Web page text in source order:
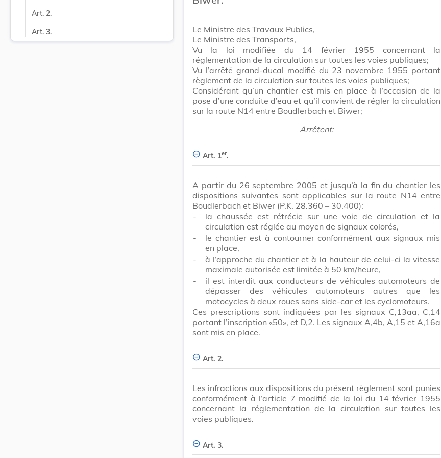
Art. 2.
Art. 3.
Le Ministre des Travaux Publics,
Le Ministre des Transports,
Vu la loi modifiée du 14 février 1955 concernant la
réglementation de la circulation sur toutes les voies publiques;
Vu l’arrêté grand-ducal modifié du 23 novembre 1955 portant
règlement de la circulation sur toutes les voies publiques;
Considérant qu’un chantier est mis en place à l’occasion de la
pose d’une conduite d’eau et qu’il convient de régler la circulation
sur la route N14 entre Boudlerbach et Biwer;
Arrêtent:
Art. 1er.
A partir du 26 septembre 2005 et jusqu’à la fin du chantier les
dispositions suivantes sont applicables sur la route N14 entre
Boudlerbach et Biwer (P.K. 28.360 – 30.400):
-
la chaussée est rétrécie sur une voie de circulation et la
circulation est réglée au moyen de signaux colorés,
-
le chantier est à contourner conformément aux signaux mis
en place,
-
à l’approche du chantier et à la hauteur de celui-ci la vitesse
maximale autorisée est limitée à 50 km/heure,
-
il est interdit aux conducteurs de véhicules automoteurs de
dépasser des véhicules automoteurs autres que les
motocycles à deux roues sans side-car et les cyclomoteurs.
Ces prescriptions sont indiquées par les signaux C,13aa, C,14
portant l’inscription «50», et D,2. Les signaux A,4b, A,15 et A,16a
sont mis en place.
Art. 2.
Les infractions aux dispositions du présent règlement sont punies
conformément à l’article 7 modifié de la loi du 14 février 1955
concernant la réglementation de la circulation sur toutes les
voies publiques.
Art. 3.